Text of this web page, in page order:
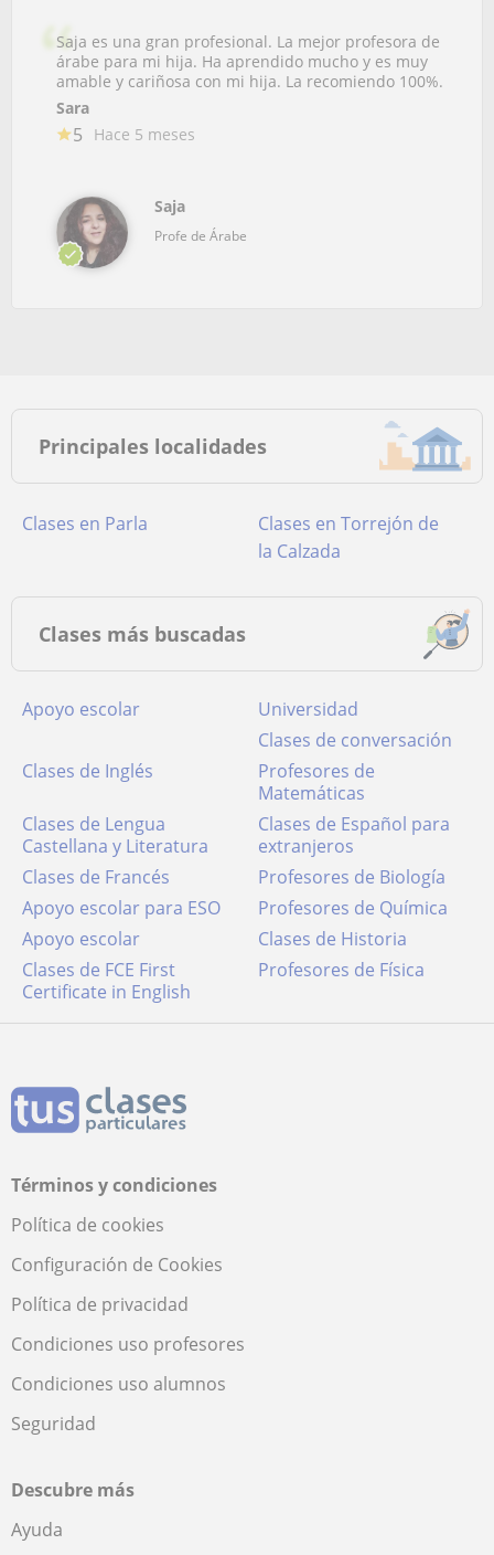
Saja es una gran profesional. La mejor profesora de
árabe para mi hija. Ha aprendido mucho y es muy
amable y cariñosa con mi hija. La recomiendo 100%.
Sara
5 Hace 5 meses
Saja
Profe de Árabe
Principales localidades
Clases en Parla
Clases en Torrejón de
la Calzada
Clases más buscadas
Apoyo escolar
Universidad
Clases de conversación
Clases de Inglés
Profesores de
Matemáticas
Clases de Lengua
Castellana y Literatura
Clases de Español para
extranjeros
Clases de Francés
Profesores de Biología
Apoyo escolar para ESO
Profesores de Química
Apoyo escolar
Clases de Historia
Clases de FCE First
Certificate in English
Profesores de Física
Términos y condiciones
Política de cookies
Configuración de Cookies
Política de privacidad
Condiciones uso profesores
Condiciones uso alumnos
Seguridad
Descubre más
Ayuda